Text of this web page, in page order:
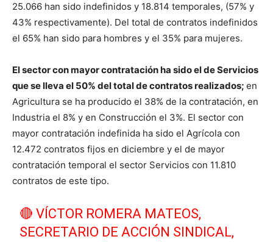
25.066 han sido indefinidos y 18.814 temporales, (57% y
43% respectivamente). Del total de contratos indefinidos
el 65% han sido para hombres y el 35% para mujeres.
El sector con mayor contratación ha sido el de Servicios
que se lleva el 50% del total de contratos realizados; en
Agricultura se ha producido el 38% de la contratación, en
Industria el 8% y en Construcción el 3%. El sector con
mayor contratación indefinida ha sido el Agrícola con
12.472 contratos fijos en diciembre y el de mayor
contratación temporal el sector Servicios con 11.810
contratos de este tipo.
🔴 VÍCTOR ROMERA MATEOS,
SECRETARIO DE ACCIÓN SINDICAL,